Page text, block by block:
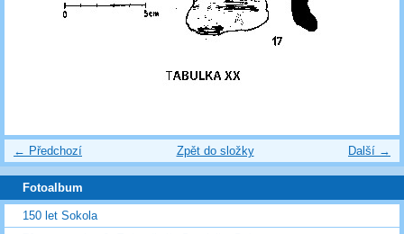
← Předchozí Další →
Zpět do složky
Fotoalbum
150 let Sokola